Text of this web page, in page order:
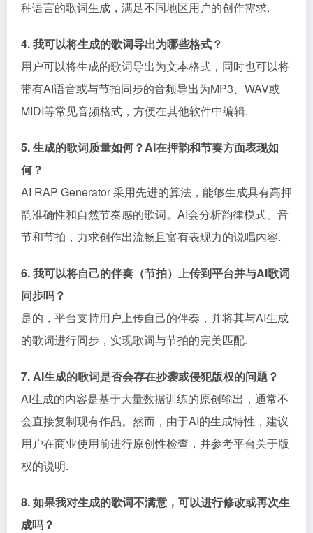
种语言的歌词生成，满足不同地区用户的创作需求.
4. 我可以将生成的歌词导出为哪些格式？
用户可以将生成的歌词导出为文本格式，同时也可以将
带有AI语音或与节拍同步的音频导出为MP3、WAV或
MIDI等常见音频格式，方便在其他软件中编辑.
5. 生成的歌词质量如何？AI在押韵和节奏方面表现如
何？
AI RAP Generator 采用先进的算法，能够生成具有高押
韵准确性和自然节奏感的歌词。AI会分析韵律模式、音
节和节拍，力求创作出流畅且富有表现力的说唱内容.
6. 我可以将自己的伴奏（节拍）上传到平台并与AI歌词
同步吗？
是的，平台支持用户上传自己的伴奏，并将其与AI生成
的歌词进行同步，实现歌词与节拍的完美匹配.
7. AI生成的歌词是否会存在抄袭或侵犯版权的问题？
AI生成的内容是基于大量数据训练的原创输出，通常不
会直接复制现有作品。然而，由于AI的生成特性，建议
用户在商业使用前进行原创性检查，并参考平台关于版
权的说明.
8. 如果我对生成的歌词不满意，可以进行修改或再次生
成吗？